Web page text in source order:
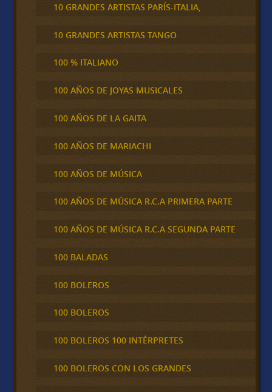
10 GRANDES ARTISTAS PARÍS-ITALIA,
10 GRANDES ARTISTAS TANGO
100 % ITALIANO
100 AÑOS DE JOYAS MUSICALES
100 AÑOS DE LA GAITA
100 AÑOS DE MARIACHI
100 AÑOS DE MÚSICA
100 AÑOS DE MÚSICA R.C.A PRIMERA PARTE
100 AÑOS DE MÚSICA R.C.A SEGUNDA PARTE
100 BALADAS
100 BOLEROS
100 BOLEROS
100 BOLEROS 100 INTÉRPRETES
100 BOLEROS CON LOS GRANDES